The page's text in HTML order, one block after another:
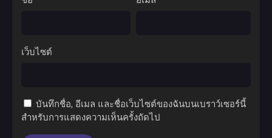
เว็บไซต์
บันทึกชื่อ, อีเมล และชื่อเว็บไซต์ของฉันบนเบราว์เซอร์นี้
สำหรับการแสดงความเห็นครั้งถัดไป